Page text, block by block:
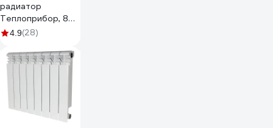
радиатор
Теплоприбор, 8
секций, обогрев
500/08
4.9(28)